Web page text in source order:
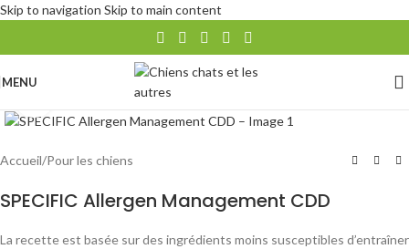
Skip to navigation Skip to main content
MENU
Accueil/Pour les chiens
SPECIFIC Allergen Management CDD
La recette est basée sur des ingrédients moins susceptibles d’entraîner